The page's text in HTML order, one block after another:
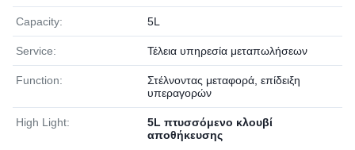
Capacity: 5L
Service: Τέλεια υπηρεσία μεταπωλήσεων
Function:
Στέλνοντας μεταφορά, επίδειξη
υπεραγορών
High Light:
5L πτυσσόμενο κλουβί
αποθήκευσης